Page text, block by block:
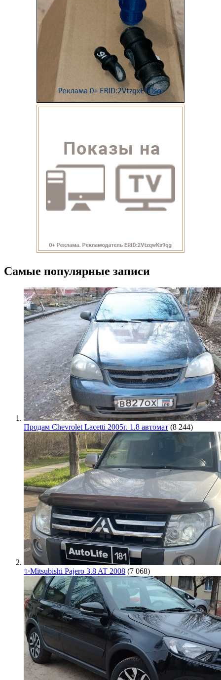
Самые популярные записи
Продам Chevrolet Lacetti 2005г. 1.8 автомат (8 244)
✨Mitsubishi Pajero 3.8 AT 2008 (7 068)